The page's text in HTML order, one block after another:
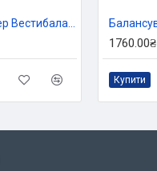
1760.00₴
Купити